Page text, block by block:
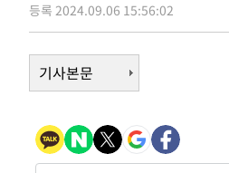
임 3년 인터뷰
1시간 전 >[속보] "이란-오만, 호르무
-30363초 전 >
[속보]경찰, '홍명보
색
-29750초 전 >[속보]산업장관 "美무
-29543초 전 >[속보]코스피 매도사
-28815초 전 >[속보]전남광주 초대
등록 2024.09.06 15:56:02
기사본문